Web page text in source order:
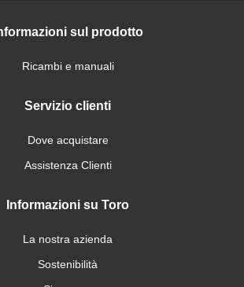
sul prodotto
Ricambi e manuali
Servizio clienti
Dove acquistare
Assistenza Clienti
Informazioni su Toro
La nostra azienda
Sostenibilità